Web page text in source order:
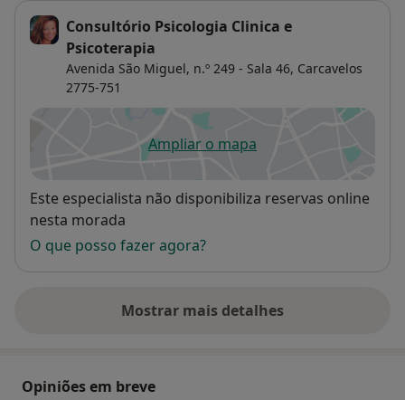
Consultório Psicologia Clinica e
Psicoterapia
Avenida São Miguel, n.º 249 - Sala 46, Carcavelos
2775-751
Ampliar o mapaabre num novo separador
Disponibilidade
Este especialista não disponibiliza reservas online
nesta morada
O que posso fazer agora?
Mostrar mais detalhes
sobre o endereço
Opiniões em breve